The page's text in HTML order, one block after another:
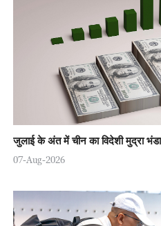
जुलाई के अंत में चीन का विदेशी मुद्रा
07-Aug-2026